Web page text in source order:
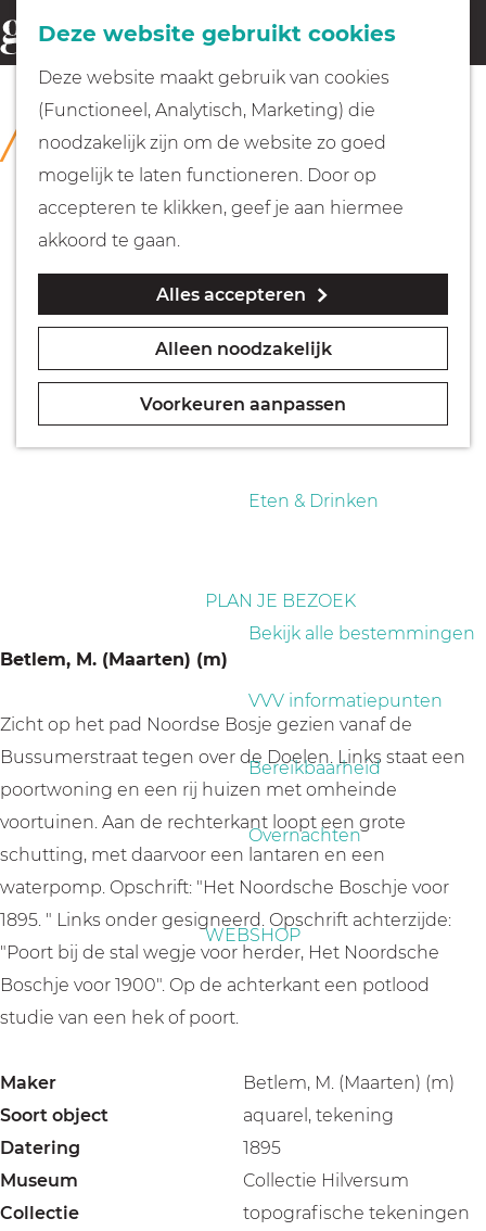
Deze website gebruikt cookies
Deze website maakt gebruik van cookies
(Functioneel, Analytisch, Marketing) die
noodzakelijk zijn om de website zo goed
mogelijk te laten functioneren. Door op
accepteren te klikken, geef je aan hiermee
akkoord te gaan.
Alles accepteren
Alleen noodzakelijk
Voorkeuren aanpassen
G
a
Fietsen
Wandelen
Geocachen
Naar het museum
Eten & Drinken
PLAN JE BEZOEK
Bekijk alle bestemmingen
VVV informatiepunten
Bereikbaarheid
Overnachten
WEBSHOP
o
e
k
e
n
COLLECTIE
Collectie Hilversum
Betlem, M. (Maarten) (m)
Zicht op het pad Noordse Bosje gezien vanaf de
Bussumerstraat tegen over de Doelen. Links staat een
poortwoning en een rij huizen met omheinde
voortuinen. Aan de rechterkant loopt een grote
schutting, met daarvoor een lantaren en een
waterpomp. Opschrift: "Het Noordsche Boschje voor
1895. " Links onder gesigneerd. Opschrift achterzijde:
"Poort bij de stal wegje voor herder, Het Noordsche
Boschje voor 1900". Op de achterkant een potlood
studie van een hek of poort.
Maker
Betlem, M. (Maarten) (m)
Soort object
aquarel, tekening
Datering
1895
Museum
Collectie Hilversum
Collectie
topografische tekeningen